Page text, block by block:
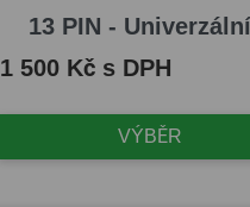
13 PIN -
Cena
1 500 Kč s DPH
VÝBĚR